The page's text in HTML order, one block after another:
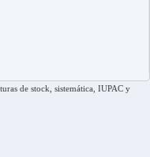
de stock, sistemática, IUPAC y